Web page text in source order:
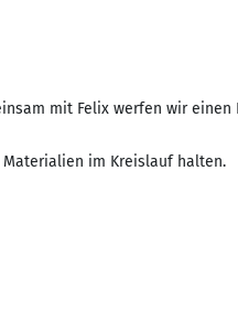
mit Felix werfen wir
im Kreislauf halten.